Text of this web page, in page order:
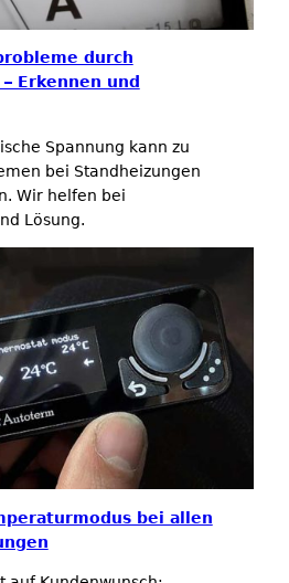
durch
Erkennen und
Spannung kann zu
bei Standheizungen
Wir helfen bei
Lösung.
bei allen